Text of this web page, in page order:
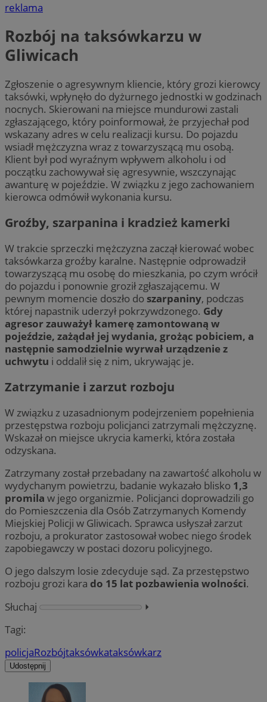
reklama
Rozbój na taksówkarzu w
Gliwicach
Zgłoszenie o agresywnym kliencie, który grozi kierowcy
taksówki, wpłynęło do dyżurnego jednostki w godzinach
nocnych. Skierowani na miejsce mundurowi zastali
zgłaszającego, który poinformował, że przyjechał pod
wskazany adres w celu realizacji kursu. Do pojazdu
wsiadł mężczyzna wraz z towarzyszącą mu osobą.
Klient był pod wyraźnym wpływem alkoholu i od
początku zachowywał się agresywnie, wszczynając
awanturę w pojeździe. W związku z jego zachowaniem
kierowca odmówił wykonania kursu.
Groźby, szarpanina i kradzież kamerki
W trakcie sprzeczki mężczyzna zaczął kierować wobec
taksówkarza groźby karalne. Następnie odprowadził
towarzyszącą mu osobę do mieszkania, po czym wrócił
do pojazdu i ponownie groził zgłaszającemu. W
pewnym momencie doszło do szarpaniny, podczas
której napastnik uderzył pokrzywdzonego. Gdy
agresor zauważył kamerę zamontowaną w
pojeździe, zażądał jej wydania, grożąc pobiciem, a
następnie samodzielnie wyrwał urządzenie z
uchwytu i oddalił się z nim, ukrywając je.
Zatrzymanie i zarzut rozboju
W związku z uzasadnionym podejrzeniem popełnienia
przestępstwa rozboju policjanci zatrzymali mężczyznę.
Wskazał on miejsce ukrycia kamerki, która została
odzyskana.
Zatrzymany został przebadany na zawartość alkoholu w
wydychanym powietrzu, badanie wykazało blisko 1,3
promila w jego organizmie. Policjanci doprowadzili go
do Pomieszczenia dla Osób Zatrzymanych Komendy
Miejskiej Policji w Gliwicach. Sprawca usłyszał zarzut
rozboju, a prokurator zastosował wobec niego środek
zapobiegawczy w postaci dozoru policyjnego.
O jego dalszym losie zdecyduje sąd. Za przestępstwo
rozboju grozi kara do 15 lat pozbawienia wolności.
Słuchaj
⏵︎
Tagi:
policjaRozbójtaksówkataksówkarz
Udostępnij